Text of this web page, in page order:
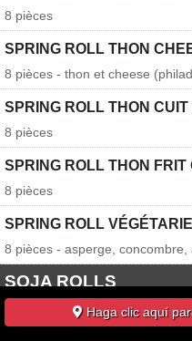
8 pièces
SPRING ROLL THON
8 pièces - thon et cheese
SPRING ROLL THON CUIT
8 pièces
SPRING ROLL THON FRIT
8 pièces
SPRING ROLL
8 pièces - asperge,
SOJA ROLLS
Haga clic aquí